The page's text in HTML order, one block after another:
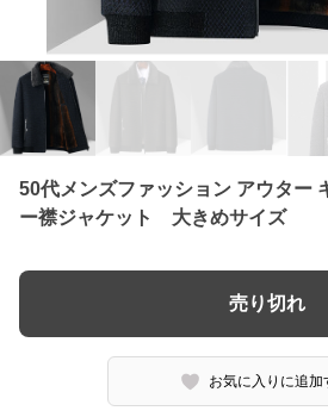
50代メンズファッション アウター
ー襟ジャケット 大きめサイズ
売り切れ
お気に入りに追加